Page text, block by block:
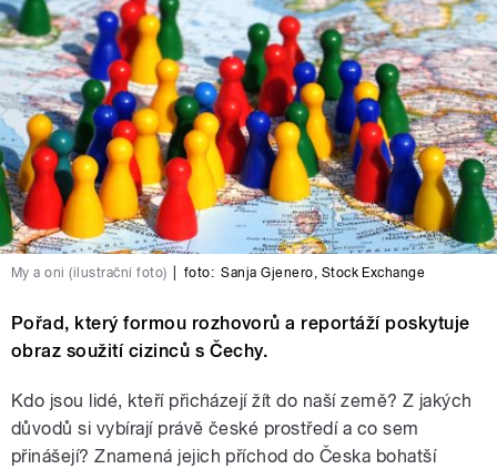
My a oni (ilustrační foto) foto: Sanja Gjenero, Stock Exchange
Pořad, který formou rozhovorů a reportáží poskytuje
obraz soužití cizinců s Čechy.
Kdo jsou lidé, kteří přicházejí žít do naší země? Z jakých
důvodů si vybírají právě české prostředí a co sem
přinášejí? Znamená jejich příchod do Česka bohatší